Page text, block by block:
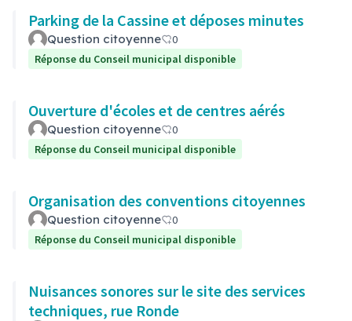
Parking de la Cassine et déposes minutes
Question citoyenne
0
Réponse du Conseil municipal disponible
Ouverture d'écoles et de centres aérés
Question citoyenne
0
Réponse du Conseil municipal disponible
Organisation des conventions citoyennes
Question citoyenne
0
Réponse du Conseil municipal disponible
Nuisances sonores sur le site des services
techniques, rue Ronde